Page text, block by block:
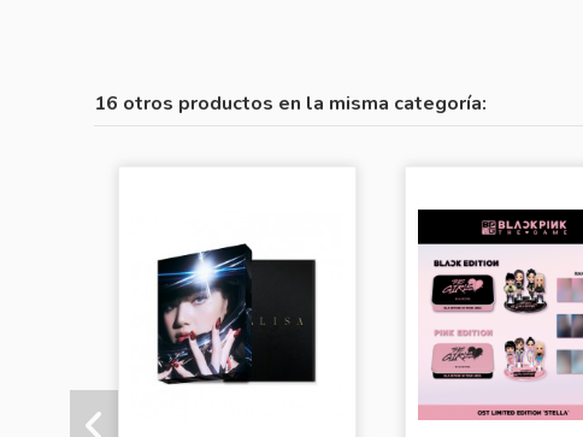
16 otros productos en la misma categoría: